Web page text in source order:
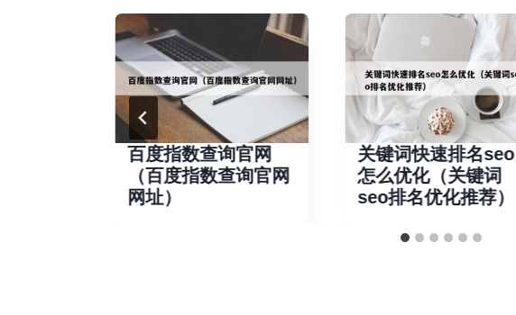
百度指数查询官网
（百度指数查询官网
网址）
关键词快速排名seo
怎么优化（关键词
seo排名优化推荐）